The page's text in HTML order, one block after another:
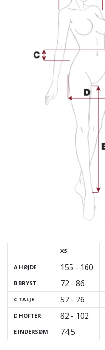
A HØJDE
B BRYST
C TALJE
D HOFTER
E INDERSØM
XS
155 - 160
72 - 86
57 - 76
82 - 102
74,5